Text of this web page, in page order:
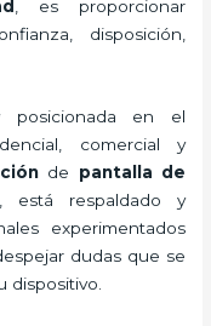
, es proporcionar
disposición,
posicionada en el
comercial y
de
pantalla de
, está respaldado y
experimentados
dudas que se
dispositivo.